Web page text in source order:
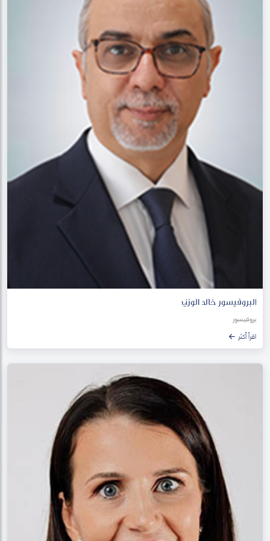
البروفيسور خالد الوزني
بروفيسور
اقرأ أكثر